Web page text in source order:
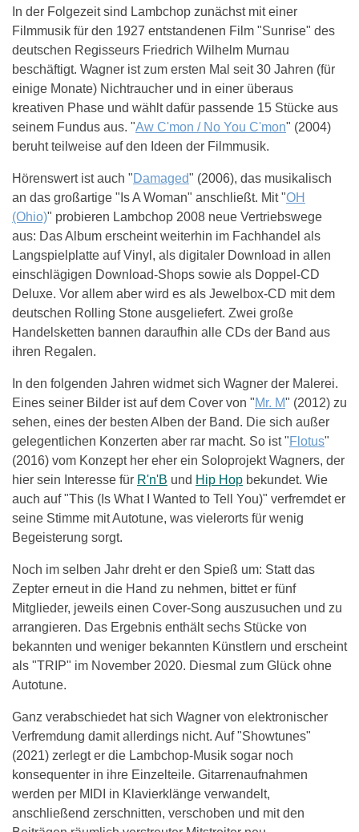
In der Folgezeit sind Lambchop zunächst mit einer
Filmmusik für den 1927 entstandenen Film "Sunrise" des
deutschen Regisseurs Friedrich Wilhelm Murnau
beschäftigt. Wagner ist zum ersten Mal seit 30 Jahren (für
einige Monate) Nichtraucher und in einer überaus
kreativen Phase und wählt dafür passende 15 Stücke aus
seinem Fundus aus. "Aw C'mon / No You C'mon" (2004)
beruht teilweise auf den Ideen der Filmmusik.
Hörenswert ist auch "Damaged" (2006), das musikalisch
an das großartige "Is A Woman" anschließt. Mit "OH
(Ohio)" probieren Lambchop 2008 neue Vertriebswege
aus: Das Album erscheint weiterhin im Fachhandel als
Langspielplatte auf Vinyl, als digitaler Download in allen
einschlägigen Download-Shops sowie als Doppel-CD
Deluxe. Vor allem aber wird es als Jewelbox-CD mit dem
deutschen Rolling Stone ausgeliefert. Zwei große
Handelsketten bannen daraufhin alle CDs der Band aus
ihren Regalen.
In den folgenden Jahren widmet sich Wagner der Malerei.
Eines seiner Bilder ist auf dem Cover von "Mr. M" (2012) zu
sehen, eines der besten Alben der Band. Die sich außer
gelegentlichen Konzerten aber rar macht. So ist "Flotus"
(2016) vom Konzept her eher ein Soloprojekt Wagners, der
hier sein Interesse für R'n'B und Hip Hop bekundet. Wie
auch auf "This (Is What I Wanted to Tell You)" verfremdet er
seine Stimme mit Autotune, was vielerorts für wenig
Begeisterung sorgt.
Noch im selben Jahr dreht er den Spieß um: Statt das
Zepter erneut in die Hand zu nehmen, bittet er fünf
Mitglieder, jeweils einen Cover-Song auszusuchen und zu
arrangieren. Das Ergebnis enthält sechs Stücke von
bekannten und weniger bekannten Künstlern und erscheint
als "TRIP" im November 2020. Diesmal zum Glück ohne
Autotune.
Ganz verabschiedet hat sich Wagner von elektronischer
Verfremdung damit allerdings nicht. Auf "Showtunes"
(2021) zerlegt er die Lambchop-Musik sogar noch
konsequenter in ihre Einzelteile. Gitarrenaufnahmen
werden per MIDI in Klavierklänge verwandelt,
anschließend zerschnitten, verschoben und mit den